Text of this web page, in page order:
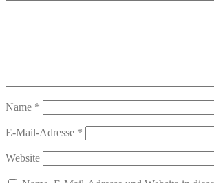
Name *
E-Mail-Adresse *
Website